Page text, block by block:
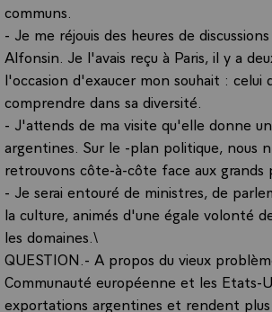
communs.
- Je me réjouis des heures de
Alfonsin. Je l'avais reçu à Paris, il y a
l'occasion d'exaucer mon souhait :
comprendre dans sa diversité.
- J'attends de ma visite qu'elle donne
argentines. Sur le -plan politique, nous
retrouvons côte-à-côte face aux grands
- Je serai entouré de ministres, de
la culture, animés d'une égale volonté
les domaines.\
QUESTION.- A propos du vieux
Communauté européenne et les Etats-
exportations argentines et rendent